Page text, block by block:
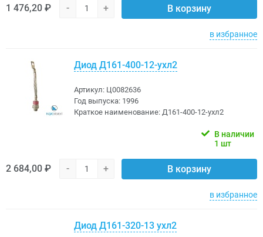
1 476,20 ₽ - + В корзину
в избранное
Диод Д161-400-12-ухл2
Артикул: Ц0082636
Год выпуска: 1996
Краткое наименование: Д161-400-12-ухл2
В наличии
1 шт
2 684,00 ₽ - + В корзину
в избранное
Диод Д161-320-13 ухл2